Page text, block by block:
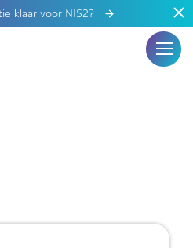
klaar voor NIS2?